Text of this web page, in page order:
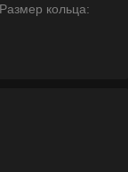
кольца: